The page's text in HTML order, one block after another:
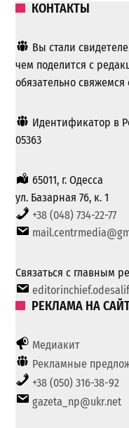
КОНТАКТЫ
Вы стали
чем поделится с
обязательно свяжемся
Идентификатор в
05363
65011, г. Одесса
ул. Базарная 76, к. 1
+38 (048) 734-22-77
Связаться с главным
РЕКЛАМА НА
Медиакит
Рекламные
+38 (050) 316-38-92
gazeta_np@ukr.net